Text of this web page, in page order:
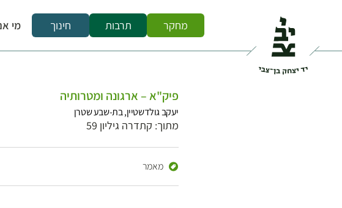
מחקר תרבות חינוך מי
פיק"א – ארגונה ומטרותיה
יעקב גולדשטיין, בת-שבע שטרן
מתוך: קתדרה גיליון 59
מאמר